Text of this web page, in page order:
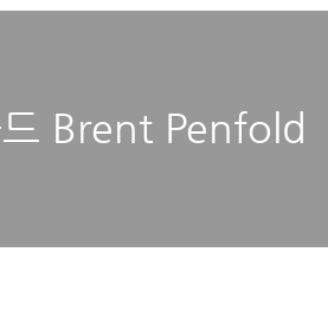
Brent Penfold